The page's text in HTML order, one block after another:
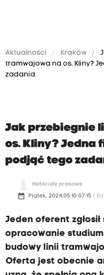
Aktualności Kraków
tramwajowa na os. Kliny?
zadania
Jak przebiegnie
os. Kliny? Jedna
podjąć tego
Materiały prasowe
date_range Piątek, 2024.05.10 07:15 (
Jeden oferent
opracowanie
budowy linii
Oferta jest obecnie